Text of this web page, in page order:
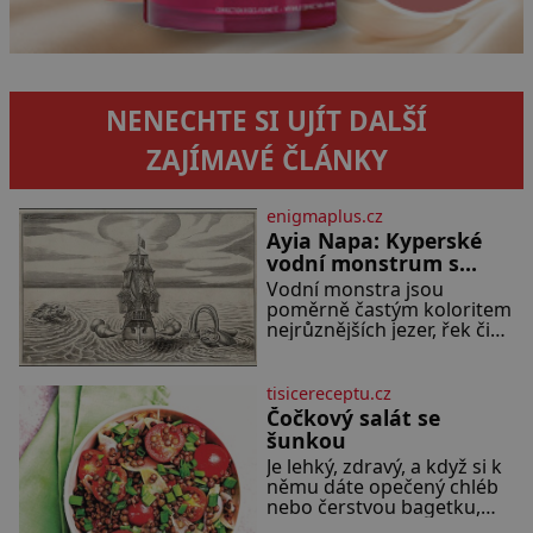
NENECHTE SI UJÍT DALŠÍ
ZAJÍMAVÉ ČLÁNKY
enigmaplus.cz
Ayia Napa: Kyperské
vodní monstrum s
mírumilovnou povahou
Vodní monstra jsou
poměrně častým koloritem
nejrůznějších jezer, řek či
místo zviditelnit a
přitáhnout k němu
pozornost záhadám
nakloněných turi
tisicereceptu.cz
Čočkový salát se
šunkou
Je lehký, zdravý, a když si k
němu dáte opečený chléb
nebo čerstvou bagetku,